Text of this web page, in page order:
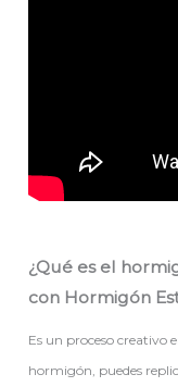
¿Qué es el
con Hormigón
Es un proceso creativo
hormigón, puedes